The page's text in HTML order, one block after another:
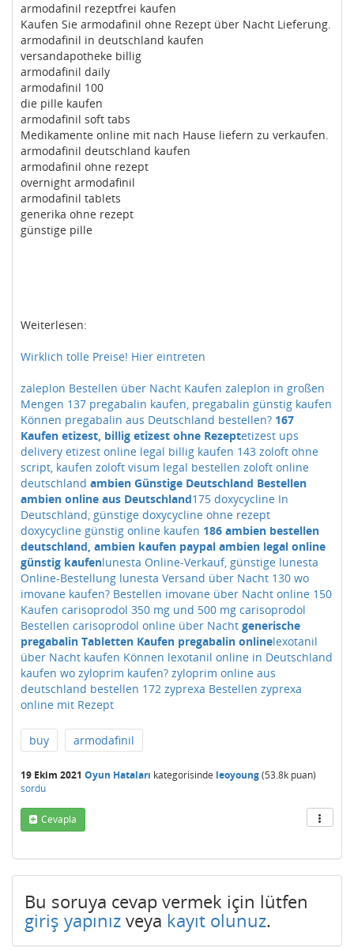
armodafinil rezeptfrei kaufen
Kaufen Sie armodafinil ohne Rezept über Nacht Lieferung.
armodafinil in deutschland kaufen
versandapotheke billig
armodafinil daily
armodafinil 100
die pille kaufen
armodafinil soft tabs
Medikamente online mit nach Hause liefern zu verkaufen.
armodafinil deutschland kaufen
armodafinil ohne rezept
overnight armodafinil
armodafinil tablets
generika ohne rezept
günstige pille
Weiterlesen:
Wirklich tolle Preise! Hier eintreten
zaleplon Bestellen über Nacht Kaufen zaleplon in großen
Mengen 137 pregabalin kaufen, pregabalin günstig kaufen
Können pregabalin aus Deutschland bestellen? 167
Kaufen etizest, billig etizest ohne Rezeptetizest ups
delivery etizest online legal billig kaufen 143 zoloft ohne
script, kaufen zoloft visum legal bestellen zoloft online
deutschland ambien Günstige Deutschland Bestellen
ambien online aus Deutschland175 doxycycline In
Deutschland, günstige doxycycline ohne rezept
doxycycline günstig online kaufen 186 ambien bestellen
deutschland, ambien kaufen paypal ambien legal online
günstig kaufenlunesta Online-Verkauf, günstige lunesta
Online-Bestellung lunesta Versand über Nacht 130 wo
imovane kaufen? Bestellen imovane über Nacht online 150
Kaufen carisoprodol 350 mg und 500 mg carisoprodol
Bestellen carisoprodol online über Nacht generische
pregabalin Tabletten Kaufen pregabalin onlinelexotanil
über Nacht kaufen Können lexotanil online in Deutschland
kaufen wo zyloprim kaufen? zyloprim online aus
deutschland bestellen 172 zyprexa Bestellen zyprexa
online mit Rezept
buy armodafinil
19 Ekim 2021 Oyun Hataları kategorisinde leoyoung(53.8k puan)
sordu
Cevapla
Bu soruya cevap vermek için lütfen
giriş yapınız veya kayıt olunuz.